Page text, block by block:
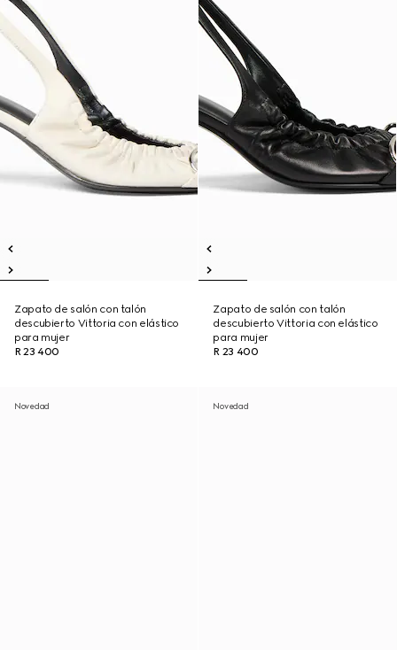
Zapato de salón con talón
descubierto Vittoria con elástico
para mujer
R 23 400
Zapato de salón con talón
descubierto Vittoria con elástico
para mujer
R 23 400
Novedad Novedad